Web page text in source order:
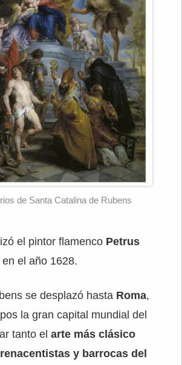
de Santa Catalina de Rubens
el pintor flamenco Petrus
en el año 1628.
se desplazó hasta Roma,
la gran capital mundial del
tanto el arte más clásico
y barrocas del